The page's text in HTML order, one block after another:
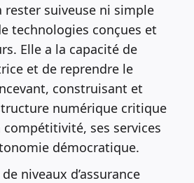
rester suiveuse ni simple
technologies conçues et
Elle a la capacité de
et de reprendre le
construisant et
numérique critique
ses services
démocratique.
niveaux d’assurance